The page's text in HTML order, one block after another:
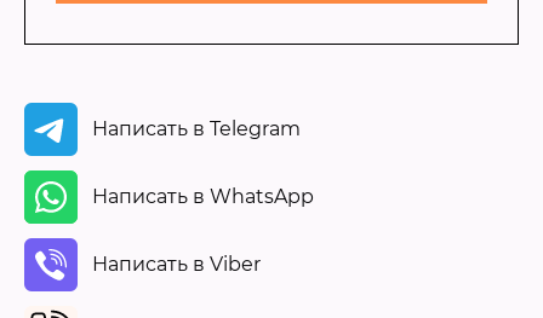
Написать в Telegram
Написать в WhatsApp
Написать в Viber